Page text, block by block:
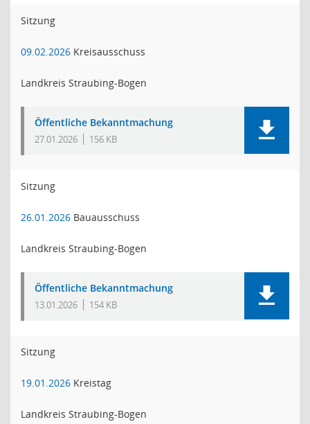
Sitzung
09.02.2026 Kreisausschuss
Landkreis Straubing-Bogen
Öffentliche Bekanntmachung
27.01.2026 156 KB
Sitzung
26.01.2026 Bauausschuss
Landkreis Straubing-Bogen
Öffentliche Bekanntmachung
13.01.2026 154 KB
Sitzung
19.01.2026 Kreistag
Landkreis Straubing-Bogen